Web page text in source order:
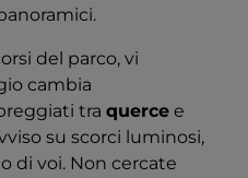
del parco, vi
cambia
tra querce e
su scorci luminosi,
di voi. Non cercate